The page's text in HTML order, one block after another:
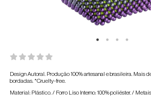
Design Autoral. Produção 100% artesanal e brasileira. Mais
bordadas. *Cruelty-free.
Material: Plástico. / Forro Liso Interno: 100% poliéster. /